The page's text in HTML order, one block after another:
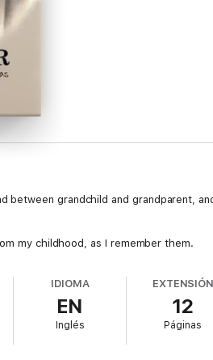
between grandchild and grandparent,
my childhood, as I remember them.
IDIOMA
EN
Inglés
EXTENSIÓN
12
Páginas